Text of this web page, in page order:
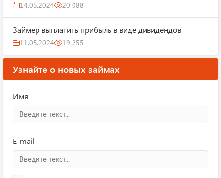
14.05.2024 20 088
Займер выплатить прибыль в виде дивидендов
11.05.2024 19 255
Узнайте о новых займах
Имя
E-mail